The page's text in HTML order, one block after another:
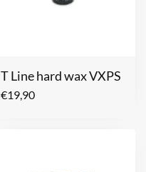
T Line hard wax VXPS
€19,90